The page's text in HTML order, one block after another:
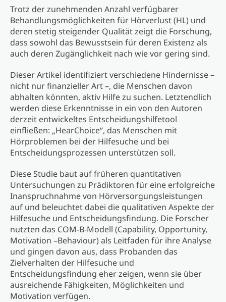
Trotz der zunehmenden Anzahl verfügbarer
Behandlungsmöglichkeiten für Hörverlust (HL) und
deren stetig steigender Qualität zeigt die Forschung,
dass sowohl das Bewusstsein für deren Existenz als
auch deren Zugänglichkeit nach wie vor gering sind.
Dieser Artikel identifiziert verschiedene Hindernisse –
nicht nur finanzieller Art –, die Menschen davon
abhalten könnten, aktiv Hilfe zu suchen. Letztendlich
werden diese Erkenntnisse in ein von den Autoren
derzeit entwickeltes Entscheidungshilfetool
einfließen: „HearChoice“, das Menschen mit
Hörproblemen bei der Hilfesuche und bei
Entscheidungsprozessen unterstützen soll.
Diese Studie baut auf früheren quantitativen
Untersuchungen zu Prädiktoren für eine erfolgreiche
Inanspruchnahme von Hörversorgungsleistungen
auf und beleuchtet dabei die qualitativen Aspekte der
Hilfesuche und Entscheidungsfindung. Die Forscher
nutzten das COM-B-Modell (Capability, Opportunity,
Motivation –Behaviour) als Leitfaden für ihre Analyse
und gingen davon aus, dass Probanden das
Zielverhalten der Hilfesuche und
Entscheidungsfindung eher zeigen, wenn sie über
ausreichende Fähigkeiten, Möglichkeiten und
Motivation verfügen.